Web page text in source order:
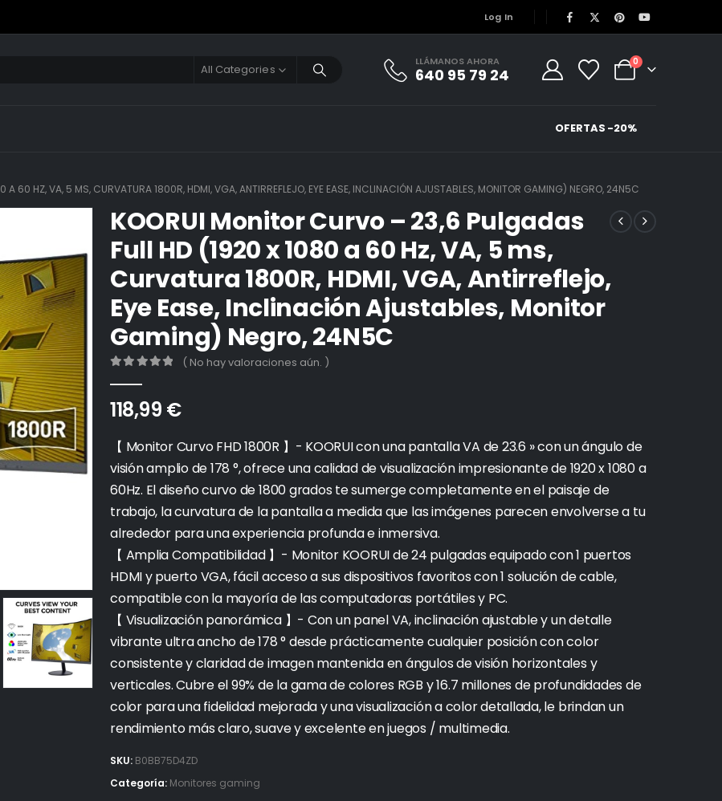
Log In
All Categories
LLÁMANOS AHORA
640 95 79 24
0
OFERTAS -20%
60 HZ, VA, 5 MS, CURVATURA 1800R, HDMI, VGA, ANTIRREFLEJO, EYE EASE, INCLINACIÓN AJUSTABLES, MONITOR GAMING) NEGRO, 24N5C
KOORUI Monitor Curvo – 23,6 Pulgadas
Full HD (1920 x 1080 a 60 Hz, VA, 5 ms,
Curvatura 1800R, HDMI, VGA, Antirreflejo,
Eye Ease, Inclinación Ajustables, Monitor
Gaming) Negro, 24N5C
( No hay valoraciones aún. )
118,99 €
【 Monitor Curvo FHD 1800R 】- KOORUI con una pantalla VA de 23.6 » con un ángulo de
visión amplio de 178 °, ofrece una calidad de visualización impresionante de 1920 x 1080 a
60Hz. El diseño curvo de 1800 grados te sumerge completamente en el paisaje de
trabajo, la curvatura de la pantalla a medida que las imágenes parecen envolverse a tu
alrededor para una experiencia profunda e inmersiva.
【 Amplia Compatibilidad 】- Monitor KOORUI de 24 pulgadas equipado con 1 puertos
HDMI y puerto VGA, fácil acceso a sus dispositivos favoritos con 1 solución de cable,
compatible con la mayoría de las computadoras portátiles y PC.
【 Visualización panorámica 】- Con un panel VA, inclinación ajustable y un detalle
vibrante ultra ancho de 178 ° desde prácticamente cualquier posición con color
consistente y claridad de imagen mantenida en ángulos de visión horizontales y
verticales. Cubre el 99% de la gama de colores RGB y 16.7 millones de profundidades de
color para una fidelidad mejorada y una visualización a color detallada, le brindan un
rendimiento más claro, suave y excelente en juegos / multimedia.
SKU: B0BB75D4ZD
Categoría: Monitores gaming